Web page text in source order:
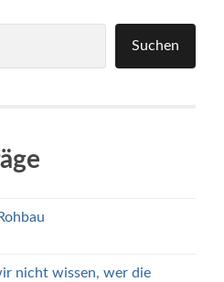
Suchen
nicht wissen, wer die